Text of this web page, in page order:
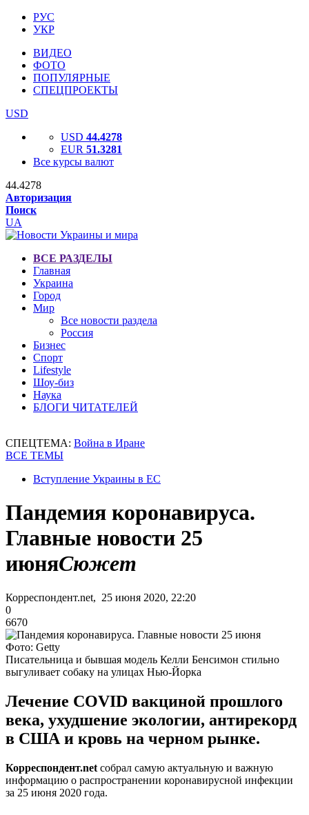
РУС
УКР
ВИДЕО
ФОТО
ПОПУЛЯРНЫЕ
СПЕЦПРОЕКТЫ
USD
USD 44.4278
EUR 51.3281
Все курсы валют
44.4278
Авторизация
Поиск
UA
ВСЕ РАЗДЕЛЫ
Главная
Украина
Город
Мир
Все новости раздела
Россия
Бизнес
Спорт
Lifestyle
Шоу-биз
Наука
БЛОГИ ЧИТАТЕЛЕЙ
СПЕЦТЕМА: Война в Иране
ВСЕ ТЕМЫ
Вступление Украины в ЕС
Пандемия коронавируса.
Главные новости 25
июняСюжет
Корреспондент.net, 25 июня 2020, 22:20
0
6670
Фото: Getty
Писательница и бывшая модель Келли Бенсимон стильно
выгуливает собаку на улицах Нью-Йорка
Лечение COVID вакциной прошлого
века, ухудшение экологии, антирекорд
в США и кровь на черном рынке.
Корреспондент.net собрал самую актуальную и важную
информацию о распространении коронавирусной инфекции
за 25 июня 2020 года.